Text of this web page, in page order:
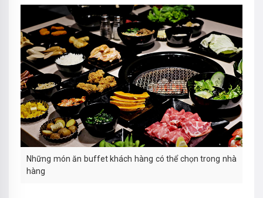
Những món ăn buffet khách hàng có thể chọn trong nhà
hàng